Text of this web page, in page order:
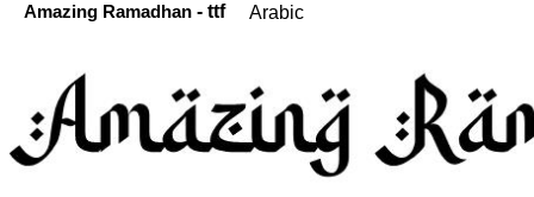
Amazing Ramadhan - ttf Arabic